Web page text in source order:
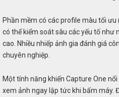
Phần mềm có các profile màu tối
có thể kiểm soát sâu các yếu tố như
cao. Nhiều nhiếp ảnh gia đánh giá
chuyên nghiệp.
Một tính năng khiến Capture One
xem ảnh ngay lập tức khi bấm máy.